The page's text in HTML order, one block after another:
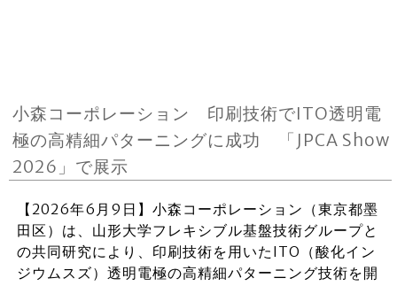
小森コーポレーション 印刷技術でITO透明電
極の高精細パターニングに成功 「JPCA Show
2026」で展示
【2026年6月9日】小森コーポレーション（東京都墨
田区）は、山形大学フレキシブル基盤技術グループと
の共同研究により、印刷技術を用いたITO（酸化イン
ジウムスズ）透明電極の高精細パターニング技術を開